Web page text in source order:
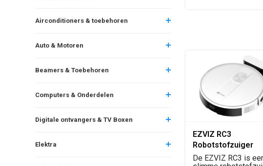
Airconditioners & toebehoren
Auto & Motoren
Beamers & Toebehoren
Computers & Onderdelen
Digitale ontvangers & TV Boxen
Elektra
EZVIZ RC3
Robotstofzuiger
De EZVIZ RC3 is